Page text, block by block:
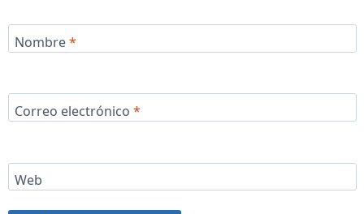
Nombre*
Correo electrónico *
Web